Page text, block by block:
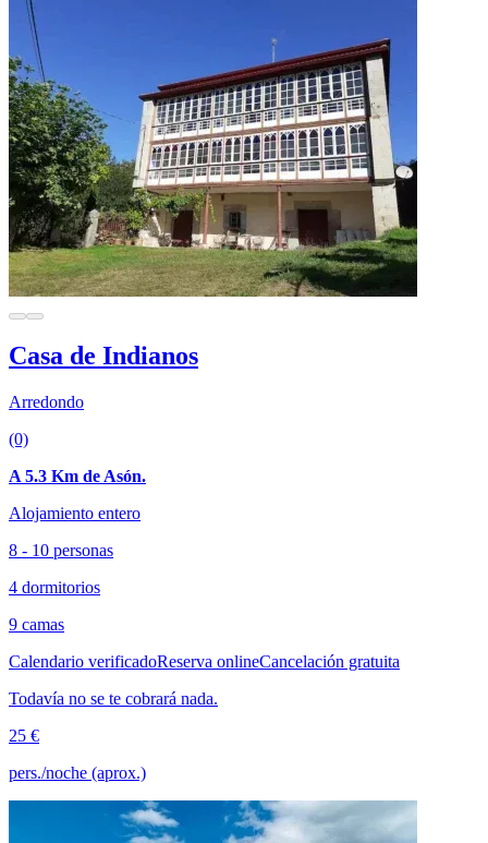
Casa de Indianos
Arredondo
(0)
A 5.3 Km de Asón.
Alojamiento entero
8 - 10 personas
4 dormitorios
9 camas
Calendario verificadoReserva onlineCancelación gratuita
Todavía no se te cobrará nada.
25 €
pers./noche (aprox.)